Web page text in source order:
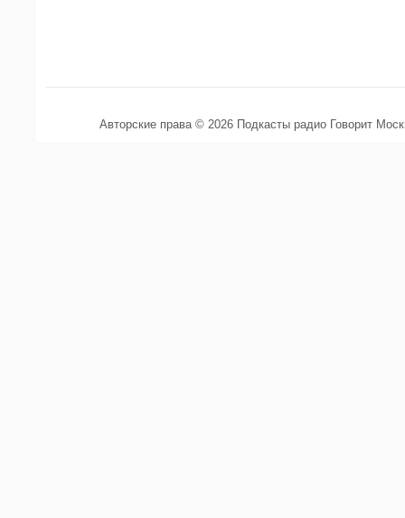
Авторские права © 2026 Подкасты радио Говорит